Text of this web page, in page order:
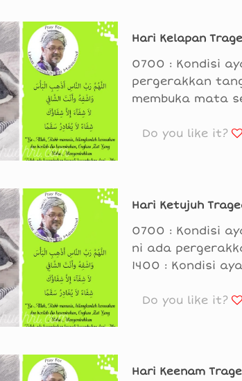
Hari Kelapan
0700 : Kondisi
pergerakkan
membuka mata
Do you like it?
Hari Ketujuh
0700 : Kondisi
ni ada
1400 : Kondisi
Do you like it?
Hari Keenam